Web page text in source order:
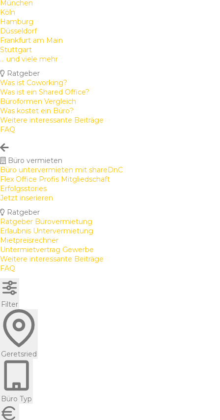
München
Köln
Hamburg
Düsseldorf
Frankfurt am Main
Stuttgart
... und viele mehr
Ratgeber
Was ist Coworking?
Was ist ein Shared Office?
Büroformen Vergleich
Was kostet ein Büro?
Weitere interessante Beiträge
FAQ
Büro vermieten
Büro untervermieten mit shareDnC
Flex Office Profis Mitgliedschaft
Erfolgsstories
Jetzt inserieren
Ratgeber
Ratgeber Bürovermietung
Erlaubnis Untervermietung
Mietpreisrechner
Untermietvertrag Gewerbe
Weitere interessante Beiträge
FAQ
Filter
Geretsried
Büro Typ